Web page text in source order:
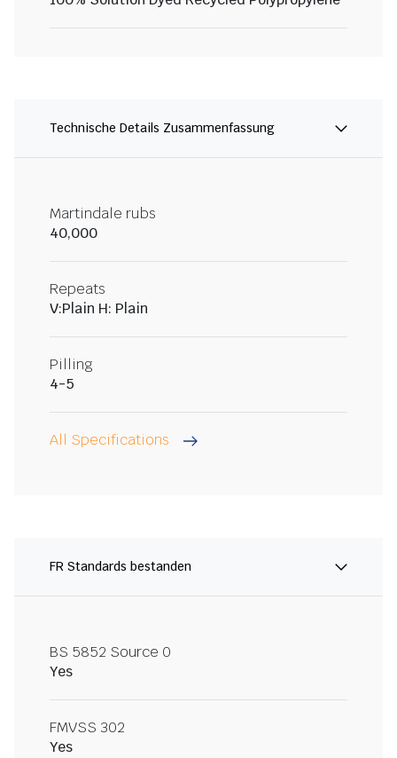
Technische Details Zusammenfassung
Martindale rubs
40,000
Repeats
V:Plain H: Plain
Pilling
4-5
All Specifications
FR Standards bestanden
BS 5852 Source 0
Yes
FMVSS 302
Yes